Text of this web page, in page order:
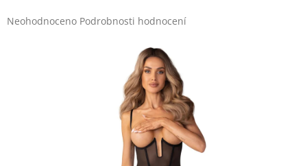
Průměrné
Neohodnoceno Podrobnosti hodnocení